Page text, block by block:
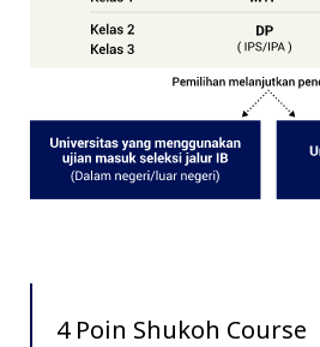
4 Poin Shukoh Course